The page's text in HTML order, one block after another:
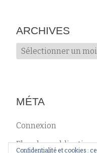
ARCHIVES
Archives
MÉTA
Connexion
Flux des publications
Confidentialité et cookies :